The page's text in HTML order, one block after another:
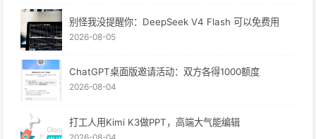
别怪我没提醒你：DeepSeek V4 Flash 可以免费用
2026-08-05
ChatGPT桌面版邀请活动：双方各得1000额度
2026-08-04
打工人用Kimi K3做PPT，高端大气能编辑